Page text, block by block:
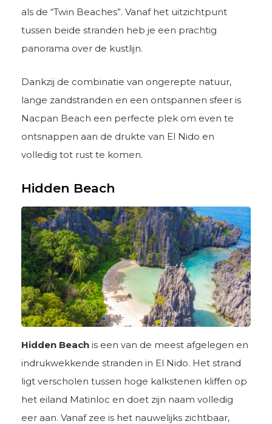
als de “Twin Beaches”. Vanaf het uitzichtpunt
tussen beide stranden heb je een prachtig
panorama over de kustlijn.
Dankzij de combinatie van ongerepte natuur,
lange zandstranden en een ontspannen sfeer is
Nacpan Beach een perfecte plek om even te
ontsnappen aan de drukte van El Nido en
volledig tot rust te komen.
Hidden Beach
Hidden Beach is een van de meest afgelegen en
indrukwekkende stranden in El Nido. Het strand
ligt verscholen tussen hoge kalkstenen kliffen op
het eiland Matinloc en doet zijn naam volledig
eer aan. Vanaf zee is het nauwelijks zichtbaar,